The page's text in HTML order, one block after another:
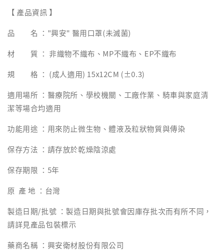
【 產品資訊 】
品 名 ："興安" 醫用口罩(未滅菌)
材 質 ： 非織物不織布、MP不織布、EP不織布
規 格 ： (成人適用) 15x12CM (±0.3)
適用場所 ：醫療院所、學校機關、工廠作業、騎車與家庭清
潔等場合均適用
功能用途 ：用來防止微生物、體液及粒狀物質與傳染
保存方法 ：請存放於乾燥陰涼處
保存期限 ：5年
原 產 地 ：台灣
製造日期/批號 ：製造日期與批號會因庫存批次而有所不同，
請詳見產品包裝標示
藥商名稱 ：興安衛材股份有限公司